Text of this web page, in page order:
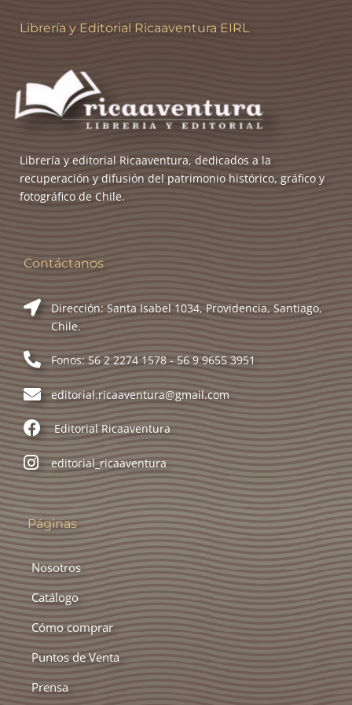
Contacto
How to buy
My Account
Nosotros
Points of sale
Política de devoluciones y reembolsos
Políticas y condiciones
Prensa
Press
Puntos de Venta
Shop
Librería y Editorial Ricaaventura EIRL
Librería y editorial Ricaaventura, dedicados a la
recuperación y difusión del patrimonio histórico, gráfico y
fotográfico de Chile.
Contáctanos
Dirección: Santa Isabel 1034, Providencia, Santiago,
Chile.
Fonos: 56 2 2274 1578 - 56 9 9655 3951
editorial.ricaaventura@gmail.com
Editorial Ricaaventura
editorial_ricaaventura
Páginas
Nosotros
Catálogo
Cómo comprar
Puntos de Venta
Prensa